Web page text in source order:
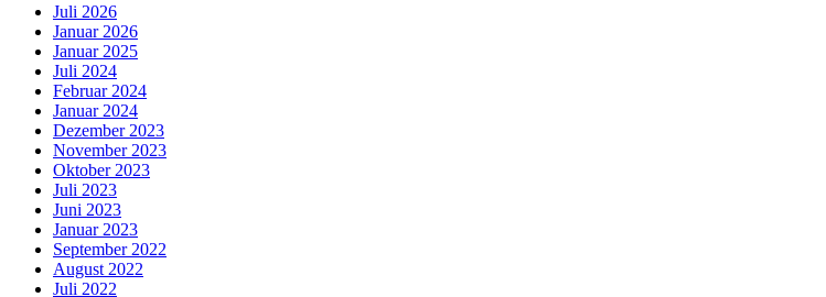
Juli 2026
Januar 2026
Januar 2025
Juli 2024
Februar 2024
Januar 2024
Dezember 2023
November 2023
Oktober 2023
Juli 2023
Juni 2023
Januar 2023
September 2022
August 2022
Juli 2022